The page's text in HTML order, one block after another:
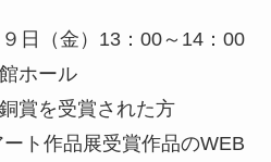
日（金）13：00～14：00
ホール
賞を受賞された方
ート作品展受賞作品のWEB